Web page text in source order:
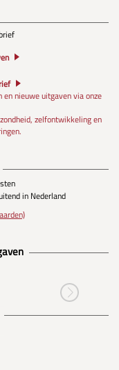
nieuwe uitgaven via onze
zelfontwikkeling en
in Nederland